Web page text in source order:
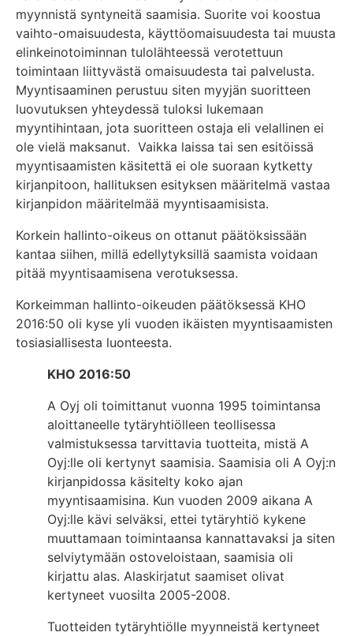
myynnistä syntyneitä saamisia. Suorite voi koostua
vaihto-omaisuudesta, käyttöomaisuudesta tai muusta
elinkeinotoiminnan tulolähteessä verotettuun
toimintaan liittyvästä omaisuudesta tai palvelusta.
Myyntisaaminen perustuu siten myyjän suoritteen
luovutuksen yhteydessä tuloksi lukemaan
myyntihintaan, jota suoritteen ostaja eli velallinen ei
ole vielä maksanut. Vaikka laissa tai sen esitöissä
myyntisaamisten käsitettä ei ole suoraan kytketty
kirjanpitoon, hallituksen esityksen määritelmä vastaa
kirjanpidon määritelmää myyntisaamisista.
Korkein hallinto-oikeus on ottanut päätöksissään
kantaa siihen, millä edellytyksillä saamista voidaan
pitää myyntisaamisena verotuksessa.
Korkeimman hallinto-oikeuden päätöksessä KHO
2016:50 oli kyse yli vuoden ikäisten myyntisaamisten
tosiasiallisesta luonteesta.
KHO 2016:50
A Oyj oli toimittanut vuonna 1995 toimintansa
aloittaneelle tytäryhtiölleen teollisessa
valmistuksessa tarvittavia tuotteita, mistä A
Oyj:lle oli kertynyt saamisia. Saamisia oli A Oyj:n
kirjanpidossa käsitelty koko ajan
myyntisaamisina. Kun vuoden 2009 aikana A
Oyj:lle kävi selväksi, ettei tytäryhtiö kykene
muuttamaan toimintaansa kannattavaksi ja siten
selviytymään ostoveloistaan, saamisia oli
kirjattu alas. Alaskirjatut saamiset olivat
kertyneet vuosilta 2005-2008.
Tuotteiden tytäryhtiölle myynneistä kertyneet